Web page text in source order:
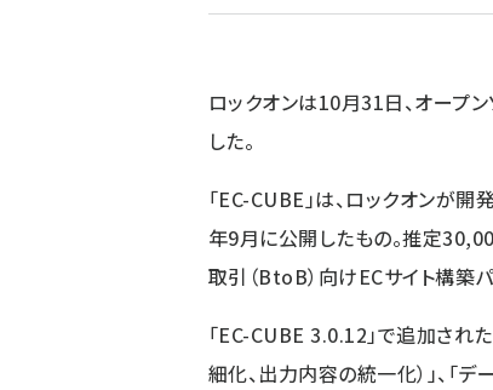
ロックオンは10月31日、オープ
した。
「EC-CUBE」は、ロックオンが
年9月に公開したもの。推定
取引（BtoB）向けECサイト構築
「EC-CUBE 3.0.12」で追加され
細化、出力内容の統一化）」、「